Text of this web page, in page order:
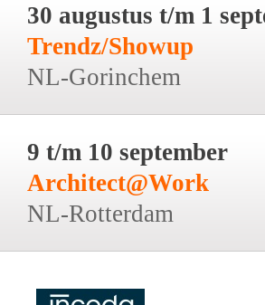
30 augustus t/m 1
Trendz/Showup
NL-Gorinchem
9 t/m 10 september
Architect@Work
NL-Rotterdam